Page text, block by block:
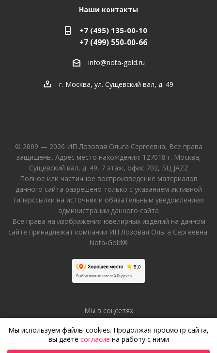
Наши контакты
+7 (495) 135-00-10
+7 (499) 550-00-66
info@nota-gold.ru
г. Москва, ул. Сущевский вал, д. 49
© 2009 — 2026 ИП Лозовая Ольга Сергеевна, Все права
защищены. Адрес место нахождения: 127018 г. Москва,
Сущевский вал, д. 49, 7 этаж, офис 702, БЦ JAZZ
Полное или частичное воспроизведение материалов
данного сайта разрешено только с указанием активной
гиперссылки на источник и обязательным уведомлением
администрации данного сайта
Все права на изображения ювелирных изделий на данном
сайте принадлежат компании ИП Лозовая Ольга Сергеевна.
Nota-Gold®
Мы в соцсетях
Мы используем файлы cookies. Продолжая просмотр сайта,
вы даёте согласие на работу с ними